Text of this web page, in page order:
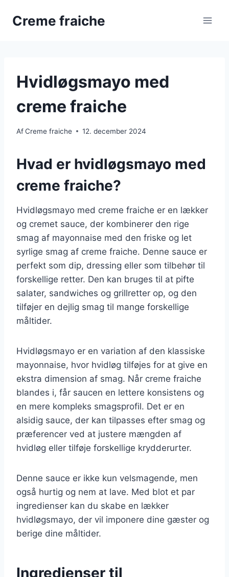
Creme fraiche
Hvidløgsmayo med
creme fraiche
AfCreme fraiche 12. december 2024
Hvad er hvidløgsmayo med
creme fraiche?
Hvidløgsmayo med creme fraiche er en lækker
og cremet sauce, der kombinerer den rige
smag af mayonnaise med den friske og let
syrlige smag af creme fraiche. Denne sauce er
perfekt som dip, dressing eller som tilbehør til
forskellige retter. Den kan bruges til at pifte
salater, sandwiches og grillretter op, og den
tilføjer en dejlig smag til mange forskellige
måltider.
Hvidløgsmayo er en variation af den klassiske
mayonnaise, hvor hvidløg tilføjes for at give en
ekstra dimension af smag. Når creme fraiche
blandes i, får saucen en lettere konsistens og
en mere kompleks smagsprofil. Det er en
alsidig sauce, der kan tilpasses efter smag og
præferencer ved at justere mængden af
hvidløg eller tilføje forskellige krydderurter.
Denne sauce er ikke kun velsmagende, men
også hurtig og nem at lave. Med blot et par
ingredienser kan du skabe en lækker
hvidløgsmayo, der vil imponere dine gæster og
berige dine måltider.
Ingredienser til